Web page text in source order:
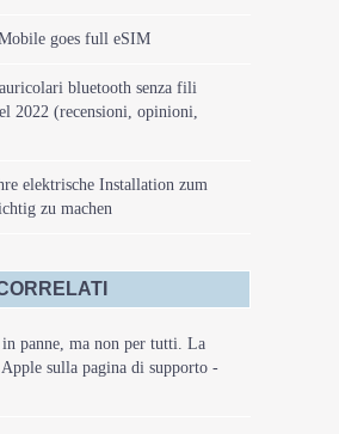
goes full eSIM
bluetooth senza fili
2022 (recensioni, opinioni,
elektrische Installation zum
zu machen
panne, ma non per tutti. La
sulla pagina di supporto -